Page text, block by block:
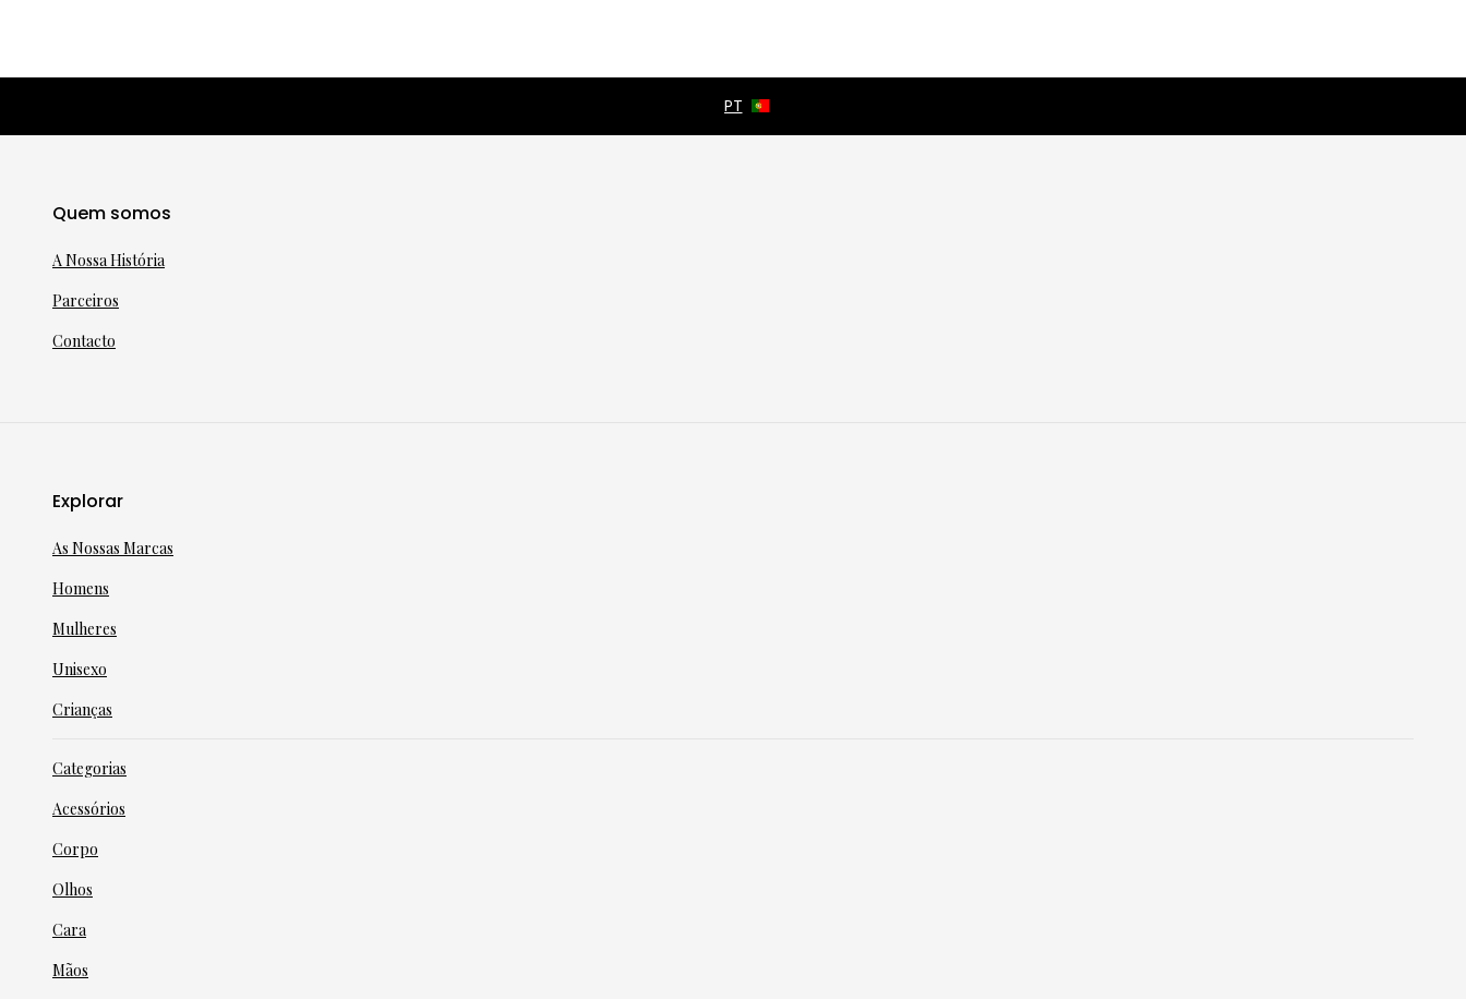
Quem somos
A Nossa História
Parceiros
Contacto
Explorar
As Nossas Marcas
Homens
Mulheres
Unisexo
Crianças
Categorias
Acessórios
Corpo
Olhos
Cara
Mãos